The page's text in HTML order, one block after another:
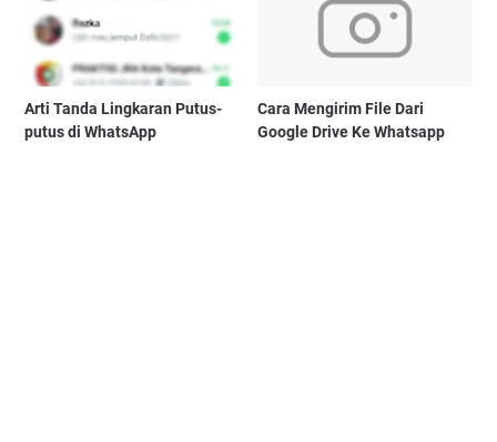
Arti Tanda Lingkaran Putus-
putus di WhatsApp
Cara Mengirim File Dari
Google Drive Ke Whatsapp